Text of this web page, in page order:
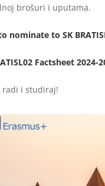
brošuri i uputama.
nominate to SK
Factsheet 2024-
radi i studiraj!